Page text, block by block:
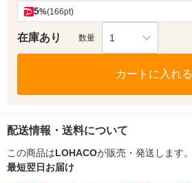
5%(166pt)
在庫あり 数量 1
カートに入れる
配送情報・送料について
この商品はLOHACOが販売・発送します。
最短翌日お届け